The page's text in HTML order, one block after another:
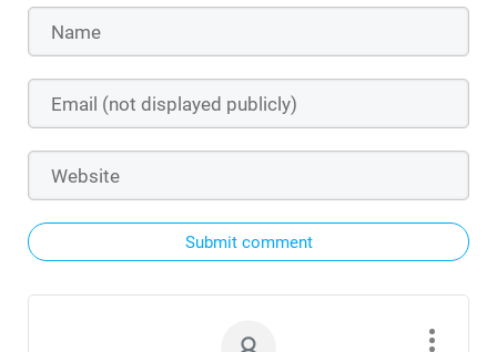
Submit comment